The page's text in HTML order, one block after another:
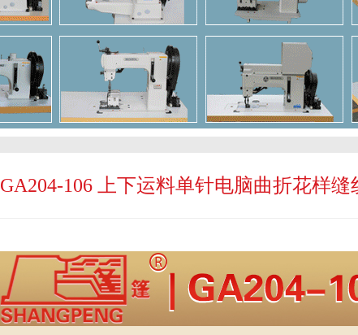
GA204-106 上下运料单针电脑曲折花样缝